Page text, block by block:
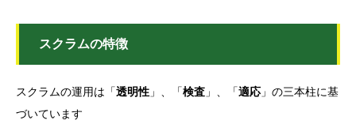
スクラムの特徴
スクラムの運用は「透明性 」、「検査 」、「適応 」の三本柱に基
づいています